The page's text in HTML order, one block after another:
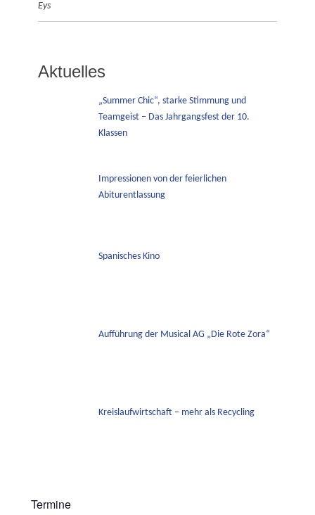
Eys
Aktuelles
„Summer Chic“, starke Stimmung und
Teamgeist – Das Jahrgangsfest der 10.
Klassen
Impressionen von der feierlichen
Abiturentlassung
Spanisches Kino
Aufführung der Musical AG „Die Rote Zora“
Kreislaufwirtschaft – mehr als Recycling
Termine